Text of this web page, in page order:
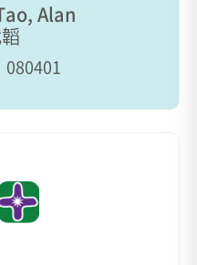
Alan
080401